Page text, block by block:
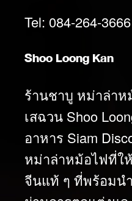
Tel: 084-264-3666
Shoo Loong Kan
ร้านชาบู หม่าล่า
เสฉวน Shoo
อาหาร Siam
หม่าล่าหม้อไฟที่ใ
จีนแท้ ๆ ที่พร้อมน